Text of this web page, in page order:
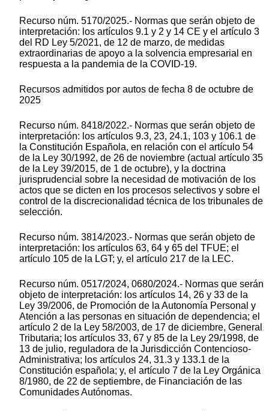
Recurso núm. 5170/2025.- Normas que serán objeto de
interpretación: los artículos 9.1 y 2 y 14 CE y el artículo 3
del RD Ley 5/2021, de 12 de marzo, de medidas
extraordinarias de apoyo a la solvencia empresarial en
respuesta a la pandemia de la COVID-19.
Recursos admitidos por autos de fecha 8 de octubre de
2025
Recurso núm. 8418/2022.- Normas que serán objeto de
interpretación: los artículos 9.3, 23, 24.1, 103 y 106.1 de
la Constitución Española, en relación con el artículo 54
de la Ley 30/1992, de 26 de noviembre (actual artículo 35
de la Ley 39/2015, de 1 de octubre), y la doctrina
jurisprudencial sobre la necesidad de motivación de los
actos que se dicten en los procesos selectivos y sobre el
control de la discrecionalidad técnica de los tribunales de
selección.
Recurso núm. 3814/2023.- Normas que serán objeto de
interpretación: los artículos 63, 64 y 65 del TFUE; el
artículo 105 de la LGT; y, el artículo 217 de la LEC.
Recurso núm. 0517/2024, 0680/2024.- Normas que serán
objeto de interpretación: los artículos 14, 26 y 33 de la
Ley 39/2006, de Promoción de la Autonomía Personal y
Atención a las personas en situación de dependencia; el
artículo 2 de la Ley 58/2003, de 17 de diciembre, General
Tributaria; los artículos 33, 67 y 85 de la Ley 29/1998, de
13 de julio, reguladora de la Jurisdicción Contencioso-
Administrativa; los artículos 24, 31.3 y 133.1 de la
Constitución española; y, el artículo 7 de la Ley Orgánica
8/1980, de 22 de septiembre, de Financiación de las
Comunidades Autónomas.